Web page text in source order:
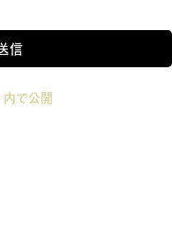
内で公開